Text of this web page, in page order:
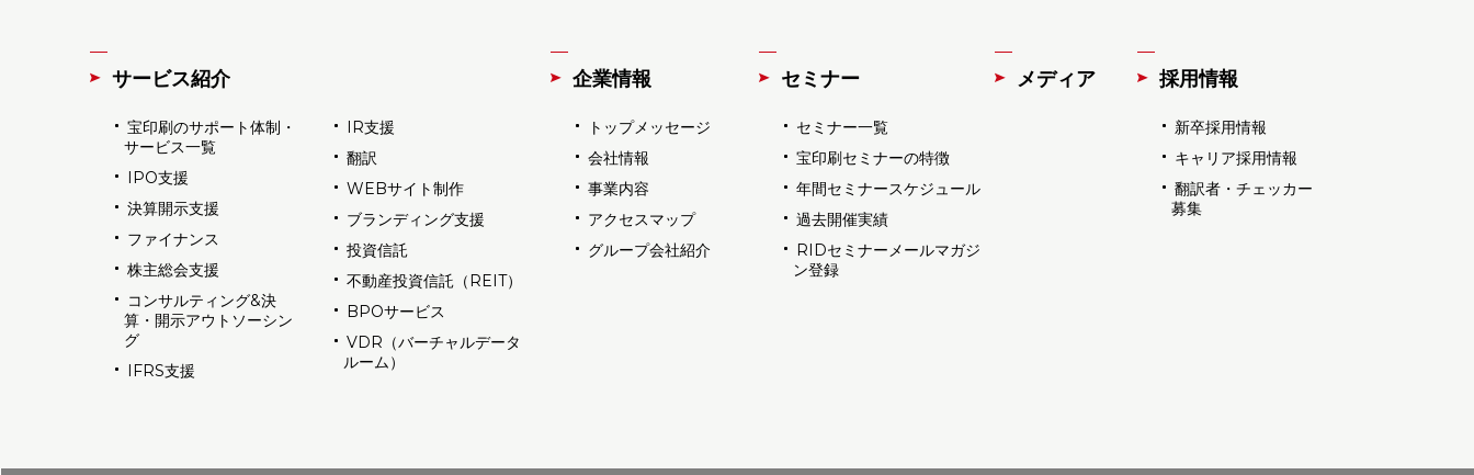
サービス紹介
宝印刷のサポート体制・
サービス一覧
IPO支援
決算開示支援
ファイナンス
株主総会支援
コンサルティング&決
算・開示アウトソーシン
グ
IFRS支援
IR支援
翻訳
WEBサイト制作
ブランディング支援
投資信託
不動産投資信託（REIT）
BPOサービス
VDR（バーチャルデータ
ルーム）
企業情報
トップメッセージ
会社情報
事業内容
アクセスマップ
グループ会社紹介
セミナー
セミナー一覧
宝印刷セミナーの特徴
年間セミナースケジュール
過去開催実績
RIDセミナーメールマガジ
ン登録
メディア 採用情報
新卒採用情報
キャリア採用情報
翻訳者・チェッカー
募集